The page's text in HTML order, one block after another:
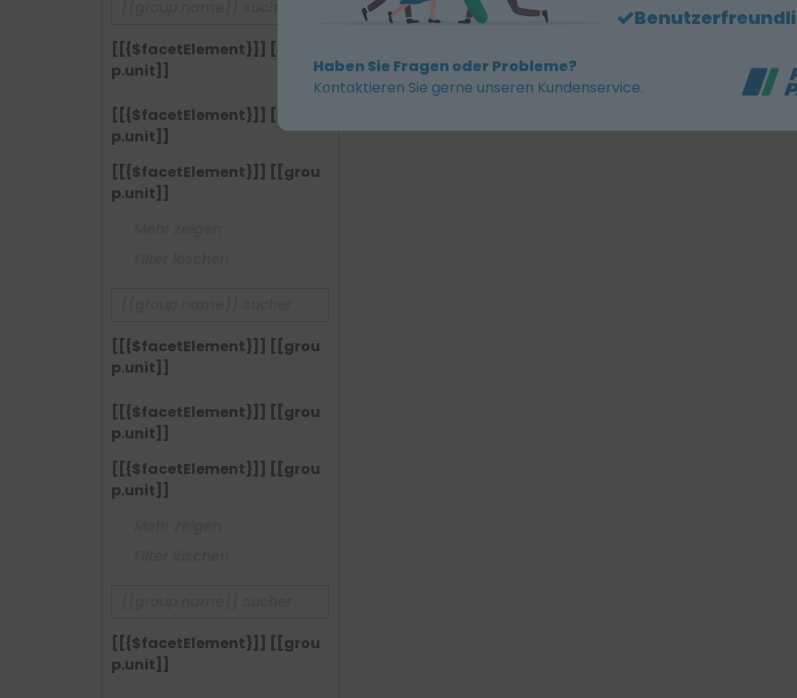
[[{$facetElement}]] [[grou
p.unit]]
[[{$facetElement}]] [[grou
p.unit]]
[[{$facetElement}]] [[grou
p.unit]]
[[{$facetElement}]] [[grou
p.unit]]
[[{$facetElement}]] [[grou
p.unit]]
[[{$facetElement}]] [[grou
p.unit]]
[[{$facetElement}]] [[grou
p.unit]]
Haben Sie Fragen oder Probleme?
Kontaktieren Sie gerne unseren Kundenservice.